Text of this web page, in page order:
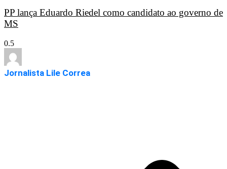
PP lança Eduardo Riedel como candidato ao governo de
MS
Jornalista Lile Correa